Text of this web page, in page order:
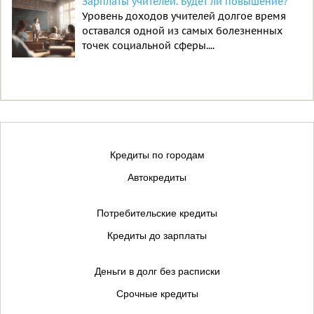
Уровень доходов учителей долгое время
оставался одной из самых болезненных
точек социальной сферы....
Кредиты по городам
Автокредиты
Потребительские кредиты
Кредиты до зарплаты
Деньги в долг без расписки
Срочные кредиты